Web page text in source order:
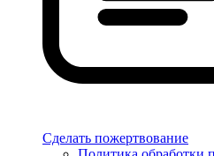
Сделать пожертвование